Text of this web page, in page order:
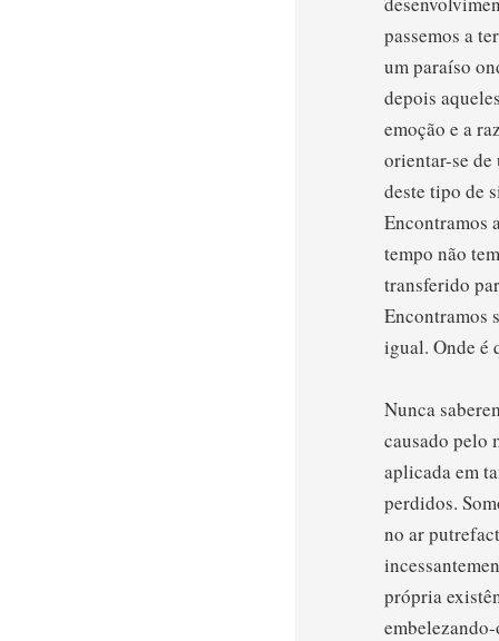
passemos a
um paraíso
depois
emoção e a
orientar-se
deste tipo de
Encontramos
tempo não
transferido
Encontramos
igual. Onde é
Nunca
causado pelo
aplicada em
perdidos.
no ar
própria